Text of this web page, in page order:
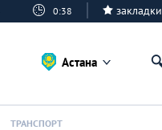
0:38 закладки
Астана
ТРАНСПОРТ